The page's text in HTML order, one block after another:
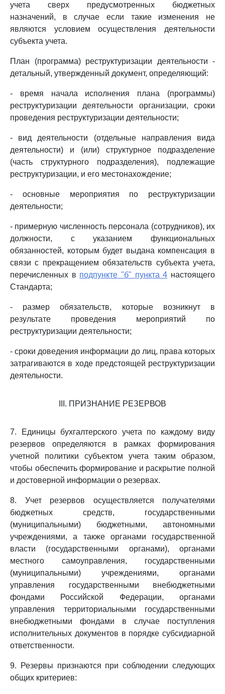
учета сверх предусмотренных бюджетных
назначений, в случае если такие изменения не
являются условием осуществления деятельности
субъекта учета.
План (программа) реструктуризации деятельности -
детальный, утвержденный документ, определяющий:
- время начала исполнения плана (программы)
реструктуризации деятельности организации, сроки
проведения реструктуризации деятельности;
- вид деятельности (отдельные направления вида
деятельности) и (или) структурное подразделение
(часть структурного подразделения), подлежащие
реструктуризации, и его местонахождение;
- основные мероприятия по реструктуризации
деятельности;
- примерную численность персонала (сотрудников), их
должности, с указанием функциональных
обязанностей, которым будет выдана компенсация в
связи с прекращением обязательств субъекта учета,
перечисленных в подпункте "б" пункта 4 настоящего
Стандарта;
- размер обязательств, которые возникнут в
результате проведения мероприятий по
реструктуризации деятельности;
- сроки доведения информации до лиц, права которых
затрагиваются в ходе предстоящей реструктуризации
деятельности.
III. ПРИЗНАНИЕ РЕЗЕРВОВ
7. Единицы бухгалтерского учета по каждому виду
резервов определяются в рамках формирования
учетной политики субъектом учета таким образом,
чтобы обеспечить формирование и раскрытие полной
и достоверной информации о резервах.
8. Учет резервов осуществляется получателями
бюджетных средств, государственными
(муниципальными) бюджетными, автономными
учреждениями, а также органами государственной
власти (государственными органами), органами
местного самоуправления, государственными
(муниципальными) учреждениями, органами
управления государственными внебюджетными
фондами Российской Федерации, органами
управления территориальными государственными
внебюджетными фондами в случае поступления
исполнительных документов в порядке субсидиарной
ответственности.
9. Резервы признаются при соблюдении следующих
общих критериев: